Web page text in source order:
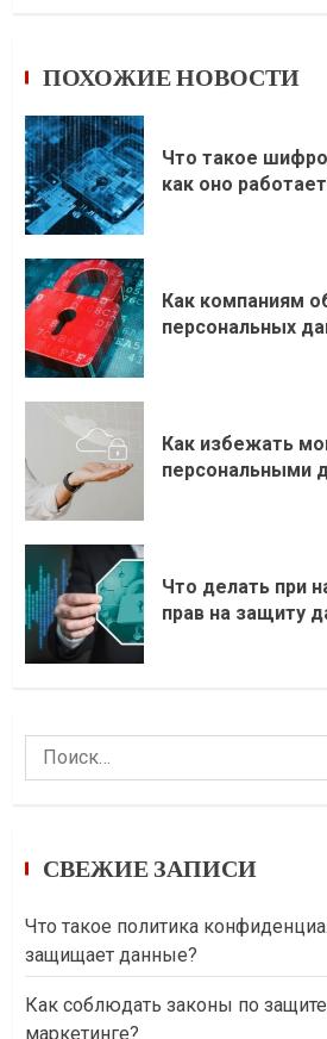
ПОХОЖИЕ НОВОСТИ
Что такое
как оно
Как компаниям
персональных
Как избежать
персональными
Что делать при
прав на защиту
Найти:
СВЕЖИЕ ЗАПИСИ
Что такое политика
защищает данные?
Как соблюдать законы по
маркетинге?